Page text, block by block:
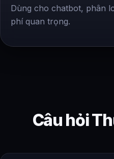
Dùng cho chatbot, phân
phí quan trọng.
Câu hỏi